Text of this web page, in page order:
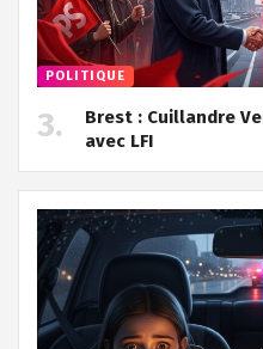
POLITIQUE
Brest : Cuillandre
avec LFI